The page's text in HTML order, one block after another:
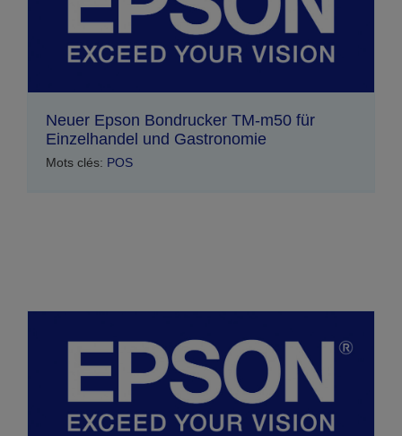
Neuer Epson Bondrucker TM-m50 für
Einzelhandel und Gastronomie
Mots clés: POS